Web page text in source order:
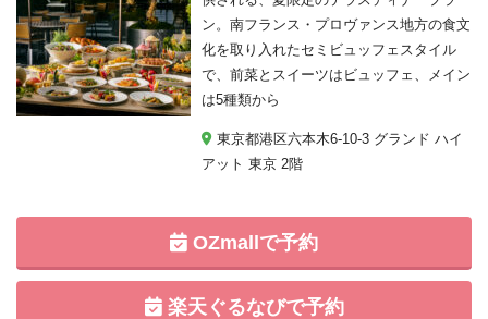
ン。南フランス・プロヴァンス地方の食文
化を取り入れたセミビュッフェスタイル
で、前菜とスイーツはビュッフェ、メイン
は5種類から
東京都港区六本木6-10-3 グランド ハイ
アット 東京 2階
OZmallで予約
楽天ぐるなびで予約